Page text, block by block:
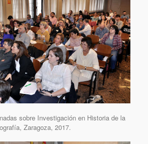
sobre Investigación en Historia de la
Zaragoza, 2017.